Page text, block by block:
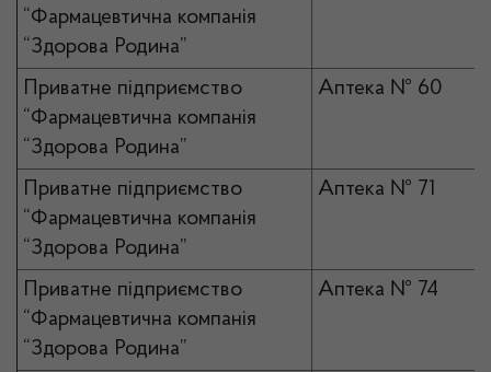
“Фармацевтична компанія
“Здорова Родина”
Приватне підприємство
“Фармацевтична компанія
“Здорова Родина”
Аптека № 60
Приватне підприємство
“Фармацевтична компанія
“Здорова Родина”
Аптека № 71
Приватне підприємство
“Фармацевтична компанія
“Здорова Родина”
Аптека № 74